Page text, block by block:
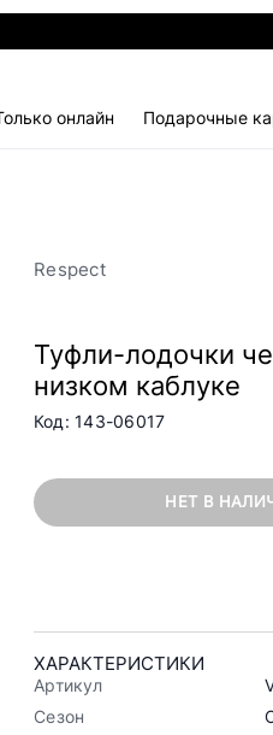
онлайн Подарочные
Respect
Туфли-лодочки
низком каблуке
Код: 143-06017
НЕТ В
ХАРАКТЕРИСТИКИ
Артикул
Сезон